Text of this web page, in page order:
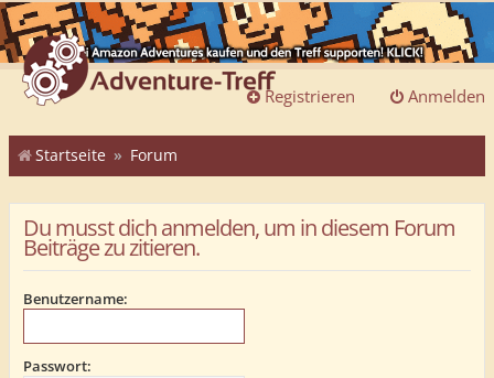
Anmelden
Registrieren
Startseite Forum
Du musst dich anmelden, um in diesem Forum
Beiträge zu zitieren.
Benutzername:
Passwort: